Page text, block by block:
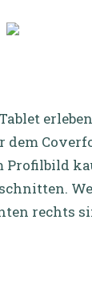
rechts